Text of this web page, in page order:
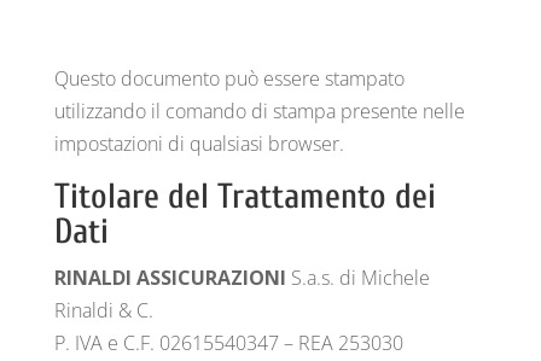
Questo documento può essere stampato
utilizzando il comando di stampa presente nelle
impostazioni di qualsiasi browser.
Titolare del Trattamento dei
Dati
RINALDI ASSICURAZIONI S.a.s. di Michele
Rinaldi & C.
P. IVA e C.F. 02615540347 – REA 253030